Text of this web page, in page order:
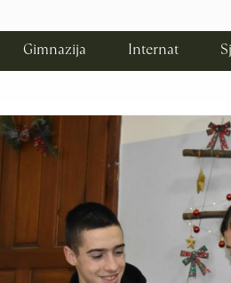
Gimnazija Internat